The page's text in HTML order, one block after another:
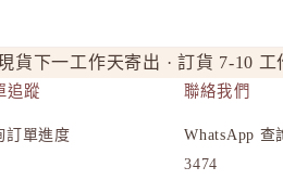
下一工作天寄出 · 訂貨 7-10 工
追蹤
訂單進度
聯絡我們
WhatsApp 查
3474
隱私政策